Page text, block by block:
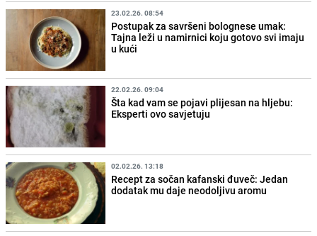
23.02.26. 08:54
Postupak za savršeni bolognese umak:
Tajna leži u namirnici koju gotovo svi imaju
u kući
22.02.26. 09:04
Šta kad vam se pojavi plijesan na hljebu:
Eksperti ovo savjetuju
02.02.26. 13:18
Recept za sočan kafanski đuveč: Jedan
dodatak mu daje neodoljivu aromu